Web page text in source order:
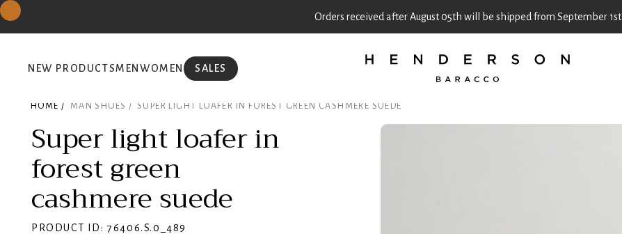
Orders received after August 05th will be shipped from September 1st
NEW PRODUCTSMENWOMEN SALES
HOME / MAN SHOES / SUPER LIGHT LOAFER IN FOREST GREEN CASHMERE SUEDE
Super light loafer in
forest green
cashmere suede
PRODUCT ID: 76406.S.0_489